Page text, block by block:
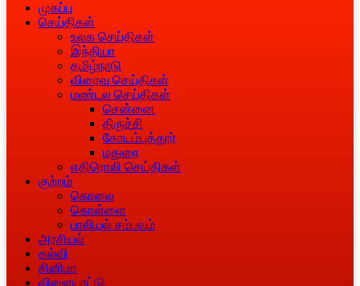
முகப்பு
செய்திகள்
உலக செய்திகள்
இந்தியா
தமிழ்நாடு
விரைவு செய்திகள்
மண்டல செய்திகள்
சென்னை
திருச்சி
கோயம்புத்தூர்
மதுரை
எதிரொலி செய்திகள்
குற்றம்
கொலை
கொள்ளை
பாலியல் சம்பவம்
அரசியல்
கல்வி
சினிமா
விளையாட்டு